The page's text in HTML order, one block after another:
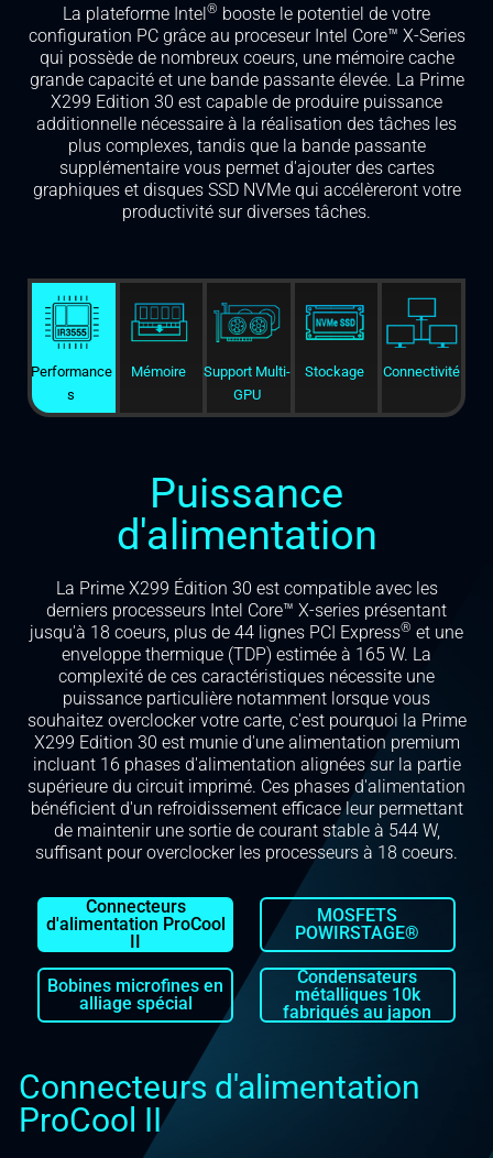
La plateforme Intel ® booste le potentiel de votre
configuration PC grâce au proceseur Intel Core™ X-Series
qui possède de nombreux coeurs, une mémoire cache
grande capacité et une bande passante élevée. La Prime
X299 Edition 30 est capable de produire puissance
additionnelle nécessaire à la réalisation des tâches les
plus complexes, tandis que la bande passante
supplémentaire vous permet d'ajouter des cartes
graphiques et disques SSD NVMe qui accélèreront votre
productivité sur diverses tâches.
Performance
s
Mémoire
Support Multi-
GPU
Stockage Connectivité
Puissance
d'alimentation
La Prime X299 Édition 30 est compatible avec les
derniers processeurs Intel Core™ X-series présentant
jusqu'à 18 coeurs, plus de 44 lignes PCI Express® et une
enveloppe thermique (TDP) estimée à 165 W. La
complexité de ces caractéristiques nécessite une
puissance particulière notamment lorsque vous
souhaitez overclocker votre carte, c'est pourquoi la Prime
X299 Edition 30 est munie d'une alimentation premium
incluant 16 phases d'alimentation alignées sur la partie
supérieure du circuit imprimé. Ces phases d'alimentation
bénéficient d'un refroidissement efficace leur permettant
de maintenir une sortie de courant stable à 544 W,
suffisant pour overclocker les processeurs à 18 coeurs.
Connecteurs
d'alimentation ProCool
MOSFETS
POWIRSTAGE®
Bobines microfines en
alliage spécial
Condensateurs
métalliques 10k
fabriqués au japon
Connecteurs d'alimentation
ProCool II